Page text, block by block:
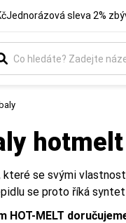
Jednorázová sleva 2%
hotmelt
které se svými
se proto říká
HOT-MELT